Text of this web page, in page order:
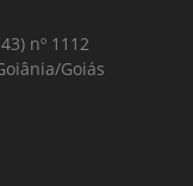
nº 1112
Goiás